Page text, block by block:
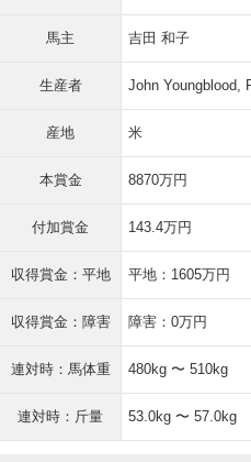
馬主 吉田 和子
生産者 John Youngblood,
産地 米
本賞金 8870万円
付加賞金 143.4万円
収得賞金：平地 平地：1605万円
収得賞金：障害 障害：0万円
連対時：馬体重 480kg 〜 510kg
連対時：斤量 53.0kg 〜 57.0kg